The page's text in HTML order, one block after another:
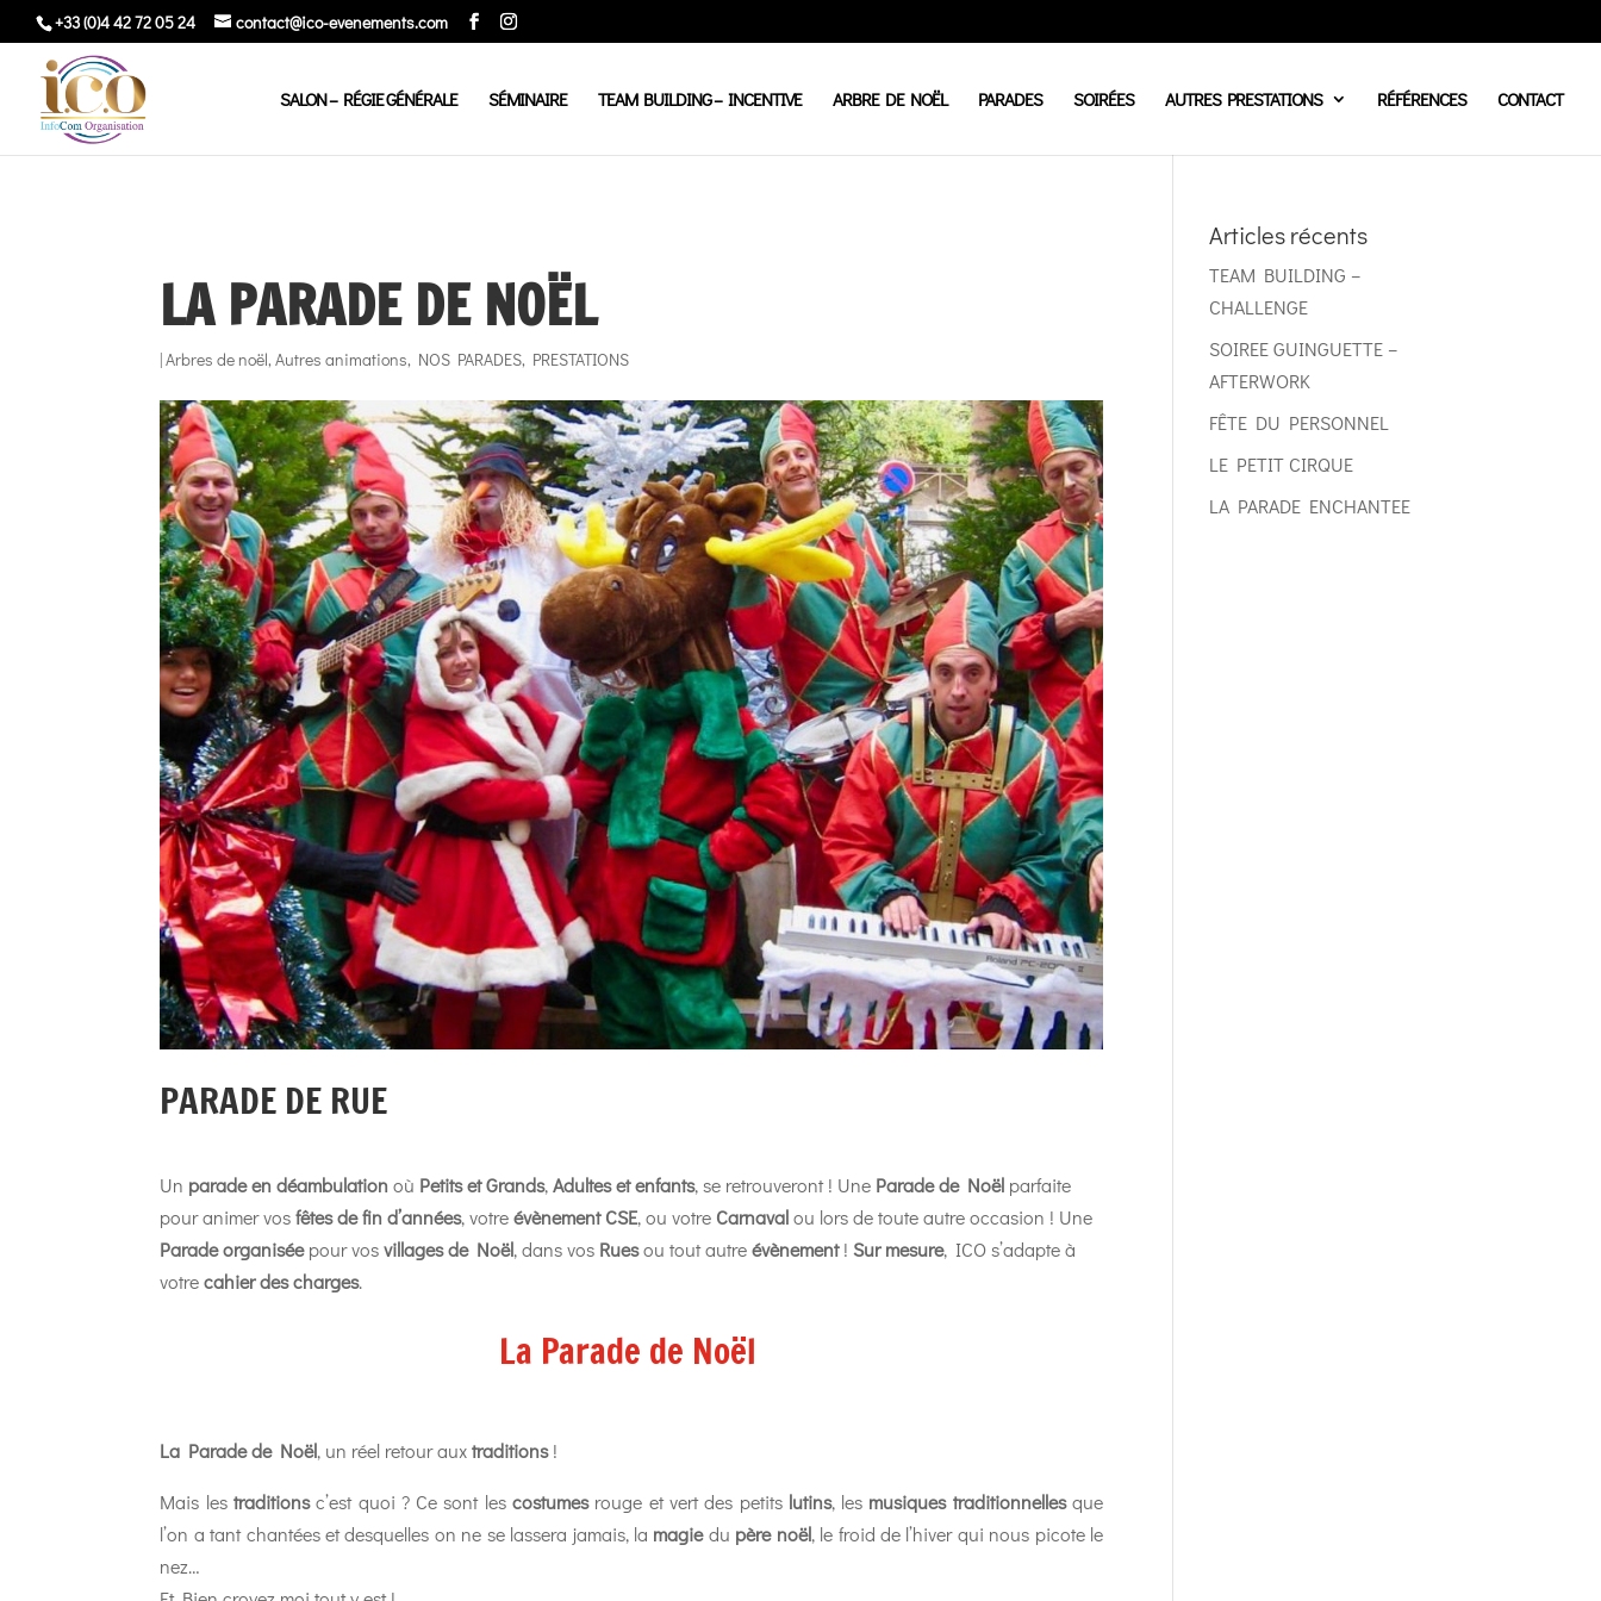
+33 (0)4 42 72 05 24 contact@ico-evenements.com
SALON – RÉGIE GÉNÉRALE SÉMINAIRE TEAM BUILDING – INCENTIVE ARBRE DE NOËL PARADES SOIRÉES AUTRES PRESTATIONS RÉFÉRENCES CONTACT
LA PARADE DE NOËL
|Arbres de noël,Autres animations, NOS PARADES, PRESTATIONS
PARADE DE RUE
Un parade en déambulation où Petits et Grands,Adultes et enfants, se retrouveront ! Une Parade de Noël parfaite
pour animer vosfêtes de fin d’années, votreévènement CSE, ou votre Carnavalou lors de toute autre occasion ! Une
Parade organiséepour vosvillages de Noël, dans vos Ruesou tout autreévènement!Sur mesure, ICO s’adapte à
votrecahier des charges.
La Parade de Noël
La Parade de Noël, un réel retour auxtraditions!
Mais les traditionsc’est quoi ? Ce sont lescostumesrouge et vert des petits lutins, les musiques traditionnellesque
l’on a tant chantées et desquelles on ne se lassera jamais, la magiedu père noël, le froid de l’hiver qui nous picote le
nez…
Articles récents
TEAM BUILDING –
CHALLENGE
SOIREE GUINGUETTE –
AFTERWORK
FÊTE DU PERSONNEL
LE PETIT CIRQUE
LA PARADE ENCHANTEE